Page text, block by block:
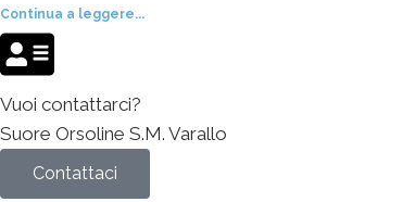
Continua a leggere...
Vuoi contattarci?
Suore Orsoline S.M. Varallo
Contattaci